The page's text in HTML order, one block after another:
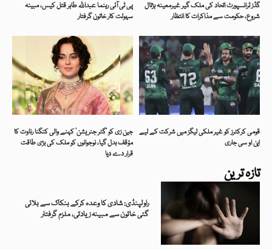
تازہ ترین
راولپنڈی: شادی کا وعدہ کرکے بنکاک سے بلائی
گئی خاتون سے مبینہ زیادتی، ملزم گرفتار
پی ٹی آئی رہنما عبداللہ طاہر قتل کیس، مبینہ
سہولت کار خاتون گرفتار
گڈز ٹرانسپورٹ اتحاد کی ملک گیر غیرمعینہ ہڑتال
شروع، حکومت سے مذاکرات کا انتظار
جین زی کو ’گٹر جنریشن‘ کہنے والی کنگنا رناوت کا
مؤقف بدل گیا، نوجوانوں کو ملک کی بڑی طاقت
قرار دے دیا
قومی کرکٹرز کو غیر ملکی لیگز میں شرکت کے لیے
این او سی جاری